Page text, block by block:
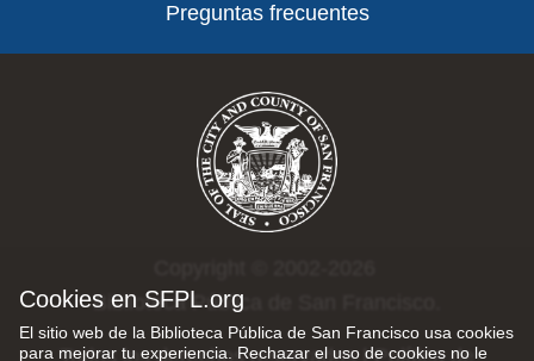
Cookies en SFPL.org
El sitio web de la Biblioteca Pública de San Francisco usa cookies
para mejorar tu experiencia. Rechazar el uso de cookies no le
Preguntas frecuentes
Biblioteca Pública de San Francisco.
Todos los derechos reservados |Política de